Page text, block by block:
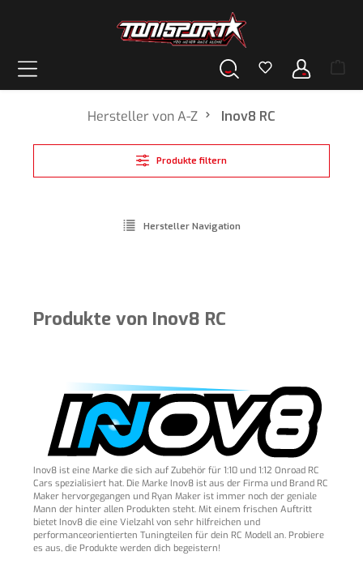
Hersteller von A-Z Inov8 RC
Produkte filtern
Hersteller Navigation
Produkte von Inov8 RC
Inov8 ist eine Marke die sich auf Zubehör für 1:10 und 1:12 Onroad RC
Cars spezialisiert hat. Die Marke Inov8 ist aus der Firma und Brand RC
Maker hervorgegangen und Ryan Maker ist immer noch der geniale
Mann der hinter allen Produkten steht. Mit einem frischen Auftritt
bietet Inov8 die eine Vielzahl von sehr hilfreichen und
performanceorientierten Tuningteilen für dein RC Modell an. Probiere
es aus, die Produkte werden dich begeistern!